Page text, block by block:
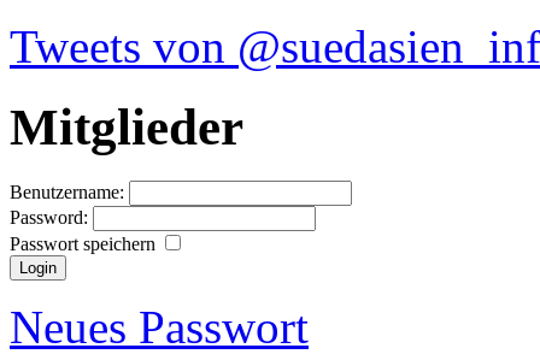
Tweets von
Mitglieder
Benutzername:
Password:
Passwort speichern
Neues Passwort